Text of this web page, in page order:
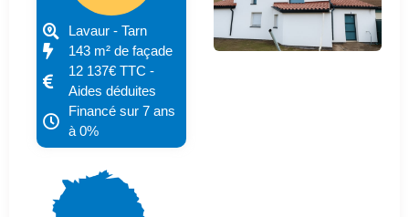
Lavaur - Tarn
143 m² de façade
12 137€ TTC -
Aides déduites
Financé sur 7 ans
à 0%